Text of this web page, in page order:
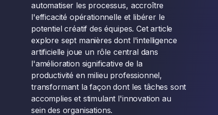
automatiser les processus, accroître
l'efficacité opérationnelle et libérer le
potentiel créatif des équipes. Cet article
explore sept manières dont l'intelligence
artificielle joue un rôle central dans
l'amélioration significative de la
productivité en milieu professionnel,
transformant la façon dont les tâches sont
accomplies et stimulant l'innovation au
sein des organisations.